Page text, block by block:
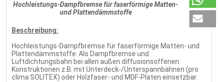
Hochleistungs-Dampfbremse für faserförmige Matten-
und Plattendämmstoffe
Beschreibung:
Hochleistungs-Dampfbremse für faserförmige Matten- und
Plattendämmstoffe. Als Dampfbremse und
Luftdichtungsbahn bei allen außen diffusionsoffenen
Konstruktionen z.B. mit Unterdeck-/Unterspannbahnen (pro
clima SOLITEX) oder Holzfaser- und MDF-Platen einsetzbar.